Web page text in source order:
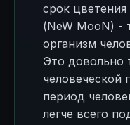
срок
(NeW MooN) -
организм
Это довольно
человеческой
период
легче всего